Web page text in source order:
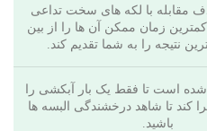
مقابله با لکه های سخت تداعی
زمان ممکن آن ها را از بین
نتیجه را به شما تقدیم کند.
شده است تا فقط یک بار آبکشی را
کند تا شاهد درخشندگی البسه ها
باشید.